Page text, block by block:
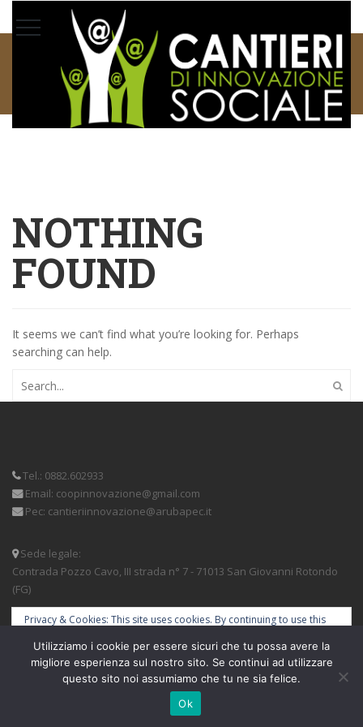
AUTHOR: ADMIN
ALL
NOTHING
FOUND
It seems we can’t find what you’re looking for. Perhaps
searching can help.
Tel.: 0882.602933
Email: coopinnovazione@gmail.com
Pec: cantieriinnovazione@arubapec.it
Sede legale:
Contrada Pozzo Cavo, III strada n° 7 - 71013 San Giovanni Rotondo
(FG)
MooLab - Artigiani Digitali
Privacy & Cookies: This site uses cookies. By continuing to use this
To find out more, including how to control cookies, see here:
Informativa sui cookie
Utilizziamo i cookie per essere sicuri che tu possa avere la
migliore esperienza sul nostro sito. Se continui ad utilizzare
questo sito noi assumiamo che tu ne sia felice.
Ok